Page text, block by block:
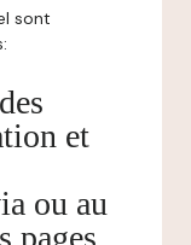
sont
et
ou au
pages